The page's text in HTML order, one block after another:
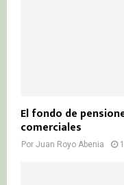
El fondo de
comerciales
Por Juan Royo Abenia